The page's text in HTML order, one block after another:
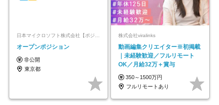
日本マイクロソフト株式会社【ポジションマッチ登録】
オープンポジション
非公開
東京都
株式会社viralinks
動画編集クリエイター※初掲載
｜未経験歓迎／フルリモート
OK／月給32万＋賞与
350～1500万円
フルリモートあり